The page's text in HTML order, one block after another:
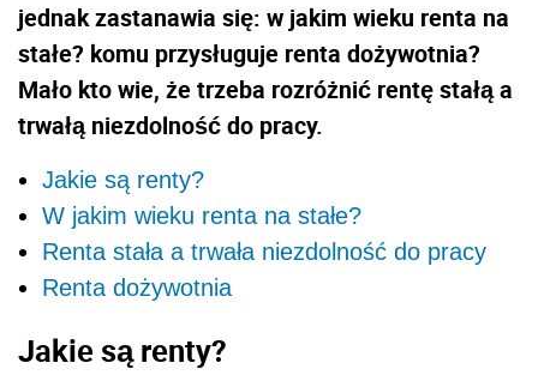
jednak zastanawia się: w jakim wieku renta na
stałe? komu przysługuje renta dożywotnia?
Mało kto wie, że trzeba rozróżnić rentę stałą a
trwałą niezdolność do pracy.
Jakie są renty?
W jakim wieku renta na stałe?
Renta stała a trwała niezdolność do pracy
Renta dożywotnia
Jakie są renty?